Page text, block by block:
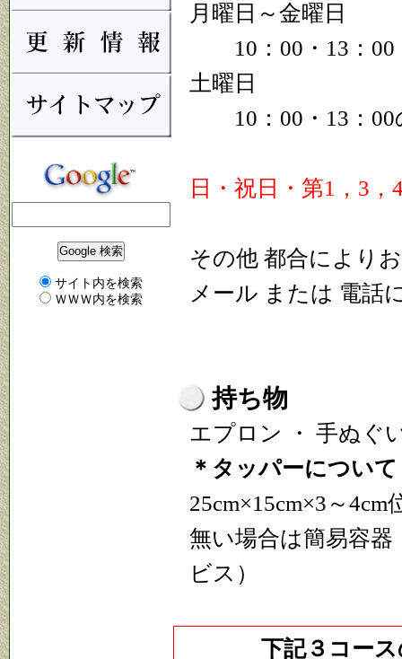
サイト内を検索
ＷＷＷ内を検索
月曜日～金曜日
10：00・13：00
土曜日
10：00・13：00
日・祝日・第1，3
その他 都合により
メール または 電話
持ち物
エプロン ・ 手ぬぐ
＊タッパーについて
25cm×15cm×3～
無い場合は簡易容
ビス）
下記３コー